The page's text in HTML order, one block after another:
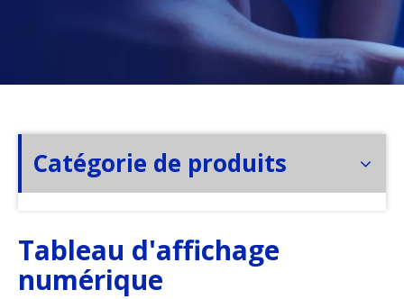
Catégorie de produits
Tableau d'affichage
numérique